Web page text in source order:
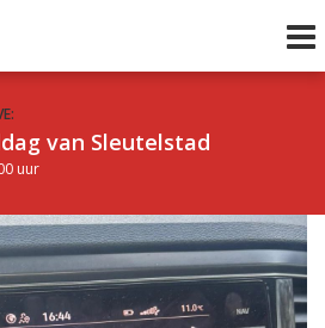
van Sleutelstad
uur
uur 1 van 0 Volgend uur